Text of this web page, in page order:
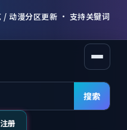
动漫分区更新 · 支持关键词
打开
搜索
注册